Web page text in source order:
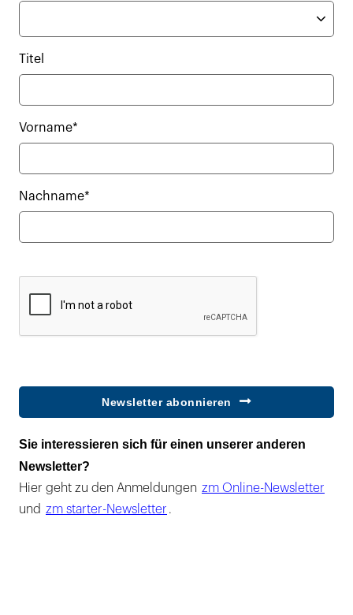
Titel
Vorname*
Nachname*
Newsletter abonnieren
Sie interessieren sich für einen unserer anderen
Newsletter?
Hier geht zu den Anmeldungen zm Online-Newsletter
und zm starter-Newsletter .